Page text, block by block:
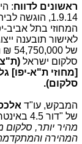
ראשונים לדווח:
1.9.14, הוגשה
המחוזי בתל אביב-
לאישור תובענה
של
סלקום ישראל
[מחוזי ת"א-יפו]
סלקום).
המבקש, עו"ד
של "דור 4.5 באינטרנט סלולרי", שבמרכזו נאמר: "
מהיר יותר, סלקום
המהירה